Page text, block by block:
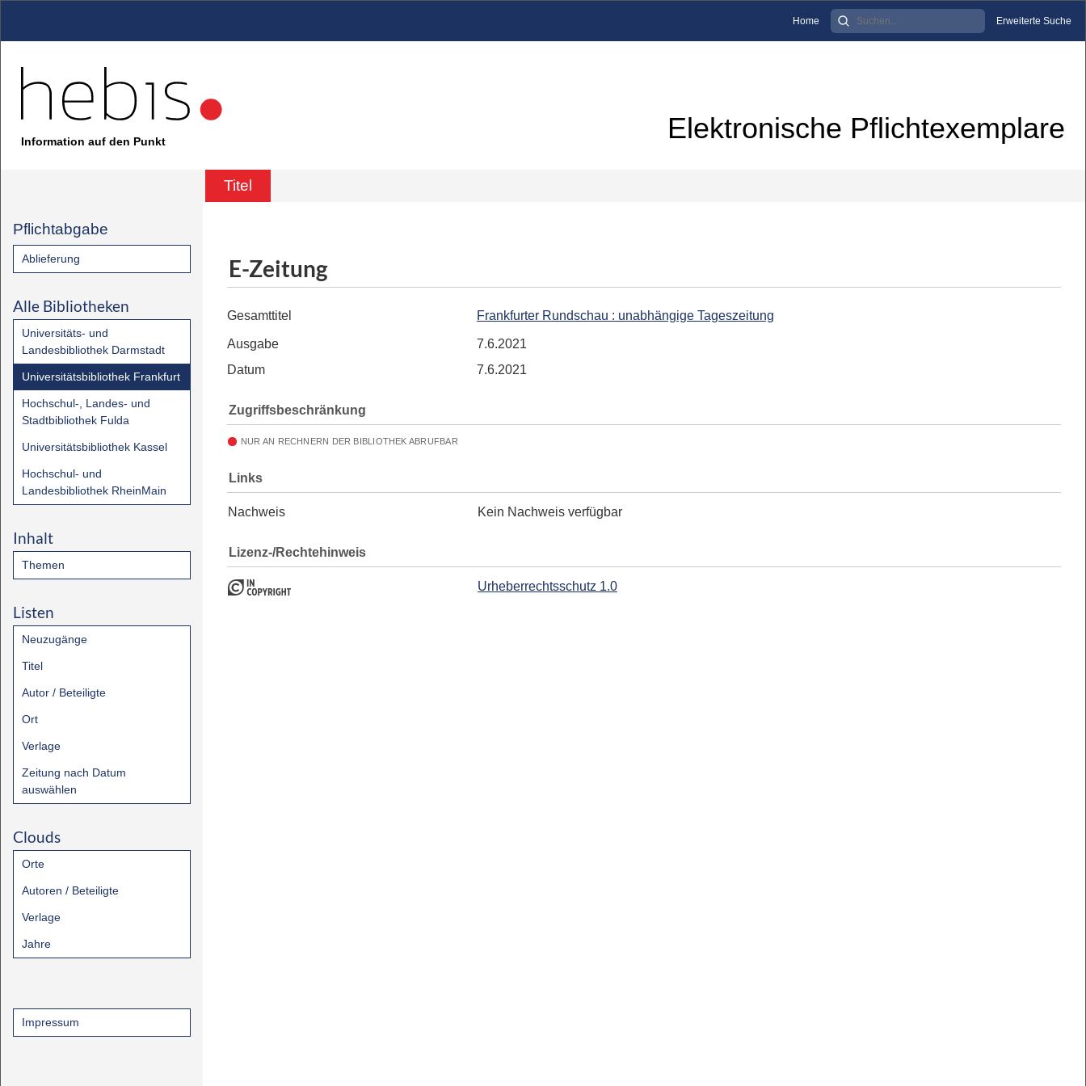
Home Erweiterte Suche
Information auf den Punkt Elektronische Pflichtexemplare
Titel
Pflichtabgabe
Ablieferung
Alle Bibliotheken
Universitäts- und
Landesbibliothek Darmstadt
Universitätsbibliothek Frankfurt
Hochschul-, Landes- und
Stadtbibliothek Fulda
Universitätsbibliothek Kassel
Hochschul- und
Landesbibliothek RheinMain
Inhalt
Themen
Listen
Neuzugänge
Titel
Autor / Beteiligte
Ort
Verlage
Zeitung nach Datum
auswählen
Clouds
Orte
Autoren / Beteiligte
Verlage
Jahre
Impressum
E-Zeitung
Gesamttitel Frankfurter Rundschau : unabhängige Tageszeitung
Ausgabe
7.6.2021
Datum
7.6.2021
Zugriffsbeschränkung
NUR AN RECHNERN DER BIBLIOTHEK ABRUFBAR
Links
Nachweis Kein Nachweis verfügbar
Lizenz-/Rechtehinweis
Urheberrechtsschutz 1.0